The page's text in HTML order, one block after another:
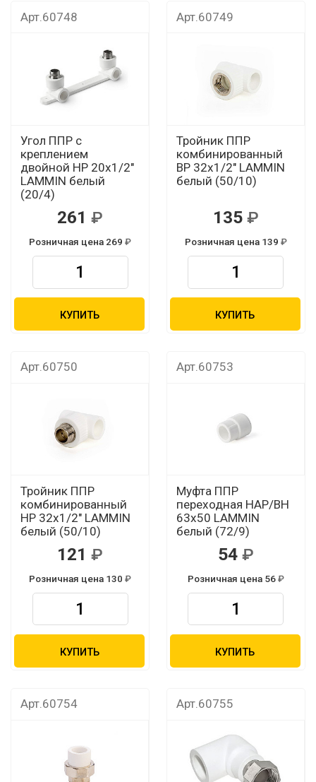
Арт.60748
Угол ППР с
креплением
двойной НР 20х1/2"
LAMMIN белый
(20/4)
261
Розничная цена 269
КУПИТЬ
Арт.60749
Тройник ППР
комбинированный
ВР 32х1/2" LAMMIN
белый (50/10)
135
Розничная цена 139
КУПИТЬ
Арт.60750
Тройник ППР
комбинированный
НР 32х1/2" LAMMIN
белый (50/10)
121
Розничная цена 130
КУПИТЬ
Арт.60753
Муфта ППР
переходная НАР/ВН
63х50 LAMMIN
белый (72/9)
54
Розничная цена 56
КУПИТЬ
Арт.60754 Арт.60755